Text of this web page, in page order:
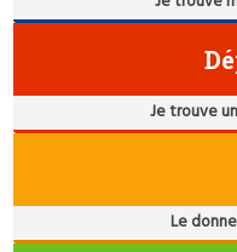
Je trouve
Le